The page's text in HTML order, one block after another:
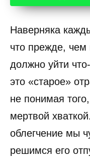
Наверняка
что прежде, чем
должно уйти
это «старое»
не понимая
мертвой
облегчение мы
решимся его